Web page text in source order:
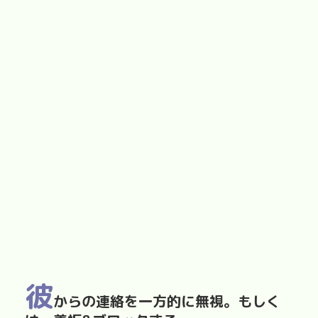
彼からの連絡を一方的に無視。もしく